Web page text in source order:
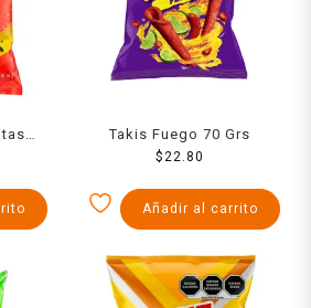
Takis Fuego 70 Grs
$22.80
Añadir al carrito